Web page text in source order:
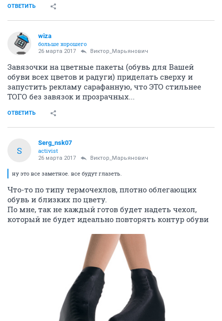
ОТВЕТИТЬ
wiza
больше хорошего
26 марта 2017 Виктор_Марьянович
Завязочки на цветные пакеты (обувь для Вашей
обуви всех цветов и радуги) приделать сверху и
запустить рекламу сарафанную, что ЭТО стильнее
ТОГО без завязок и прозрачных...
ОТВЕТИТЬ
S
Serg_nsk07
activist
26 марта 2017 Виктор_Марьянович
ну это все заметное. все будут глазеть.
Что-то по типу термочехлов, плотно облегающих
обувь и близких по цвету.
По мне, так не каждый готов будет надеть чехол,
который не будет идеально повторять контур обуви